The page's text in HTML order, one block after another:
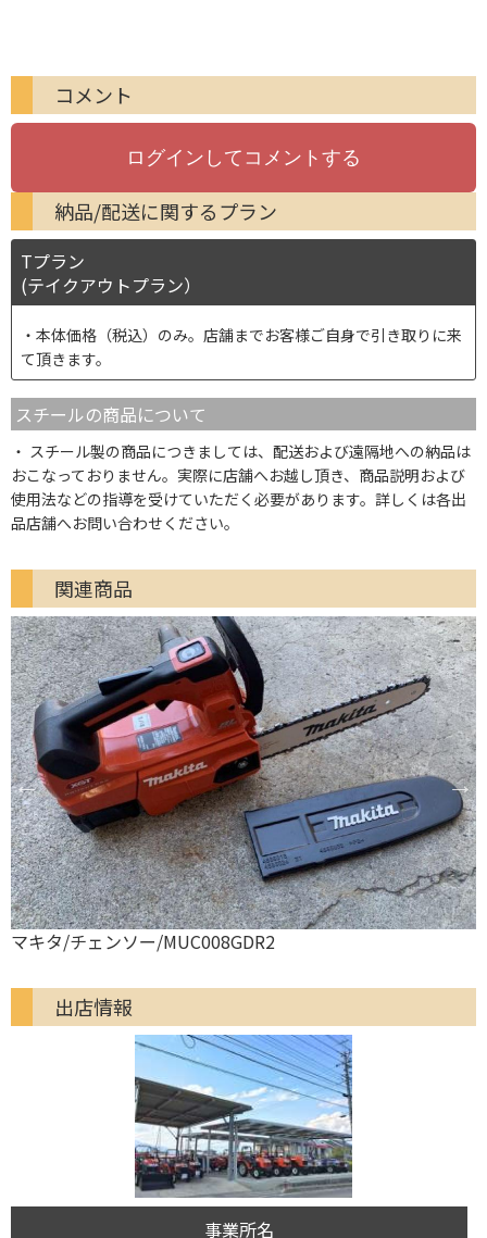
コメント
納品/配送に関するプラン
Tプラン
(テイクアウトプラン）
本体価格（税込）のみ。店舗までお客様ご自身で引き取りに来
て頂きます。
スチールの商品について
スチール製の商品につきましては、配送および遠隔地への納品は
おこなっておりません。実際に店舗へお越し頂き、商品説明および
使用法などの指導を受けていただく必要があります。詳しくは各出
品店舗へお問い合わせください。
関連商品
やまびこ（共立）/チェンソー/CS270W-30HP
出店情報
事業所名